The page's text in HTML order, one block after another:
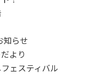
知らせ
より
ェスティバル